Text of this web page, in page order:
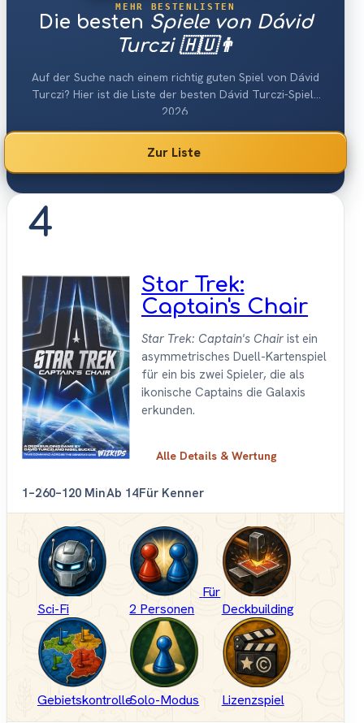
MEHR BESTENLISTEN
Die besten Spiele von Dávid
Turczi 🇭🇺👨
Auf der Suche nach einem richtig guten Spiel von Dávid
Turczi? Hier ist die Liste der besten Dávid Turczi-Spiele
2026.
Zur Liste
4
Star Trek:
Captain's Chair
Star Trek: Captain's Chair ist ein
asymmetrisches Duell-Kartenspiel
für ein bis zwei Spieler, die als
ikonische Captains die Galaxis
erkunden.
Alle Details & Wertung
1–260–120 MinAb 14Für Kenner
Sci-Fi
Für
2 Personen
Deckbuilding
GebietskontrolleSolo-Modus Lizenzspiel